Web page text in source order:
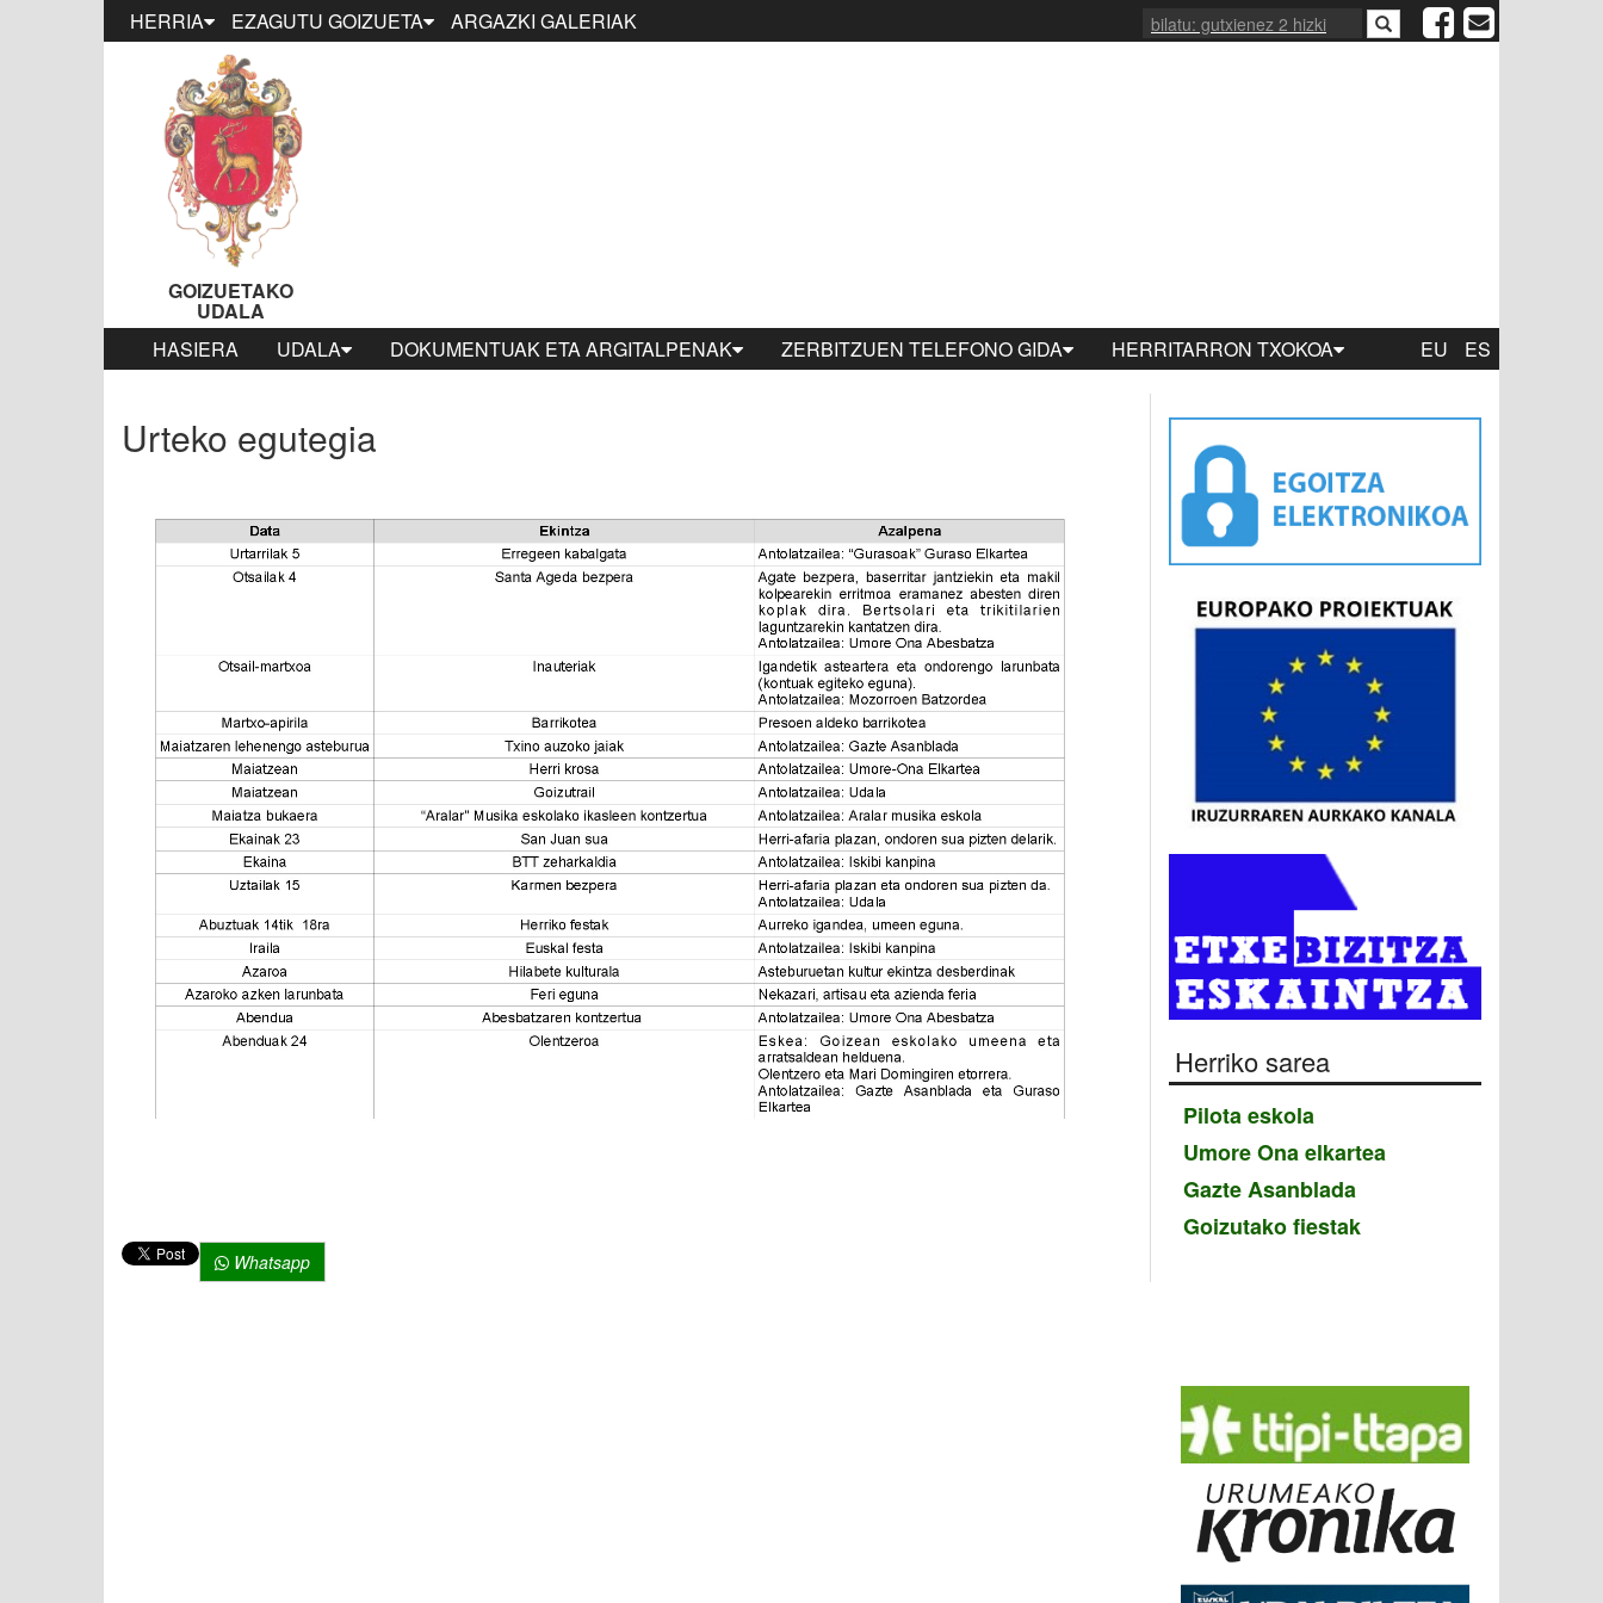
HERRIA EZAGUTU GOIZUETA ARGAZKI GALERIAK
GOIZUETAKO
UDALA
HASIERA
UDALA DOKUMENTUAK ETA ARGITALPENAK ZERBITZUEN TELEFONO GIDA HERRITARRON TXOKOA EU ES
Urteko egutegia
Whatsapp
Herriko sarea
Pilota eskola
Umore Ona elkartea
Gazte Asanblada
Goizutako fiestak